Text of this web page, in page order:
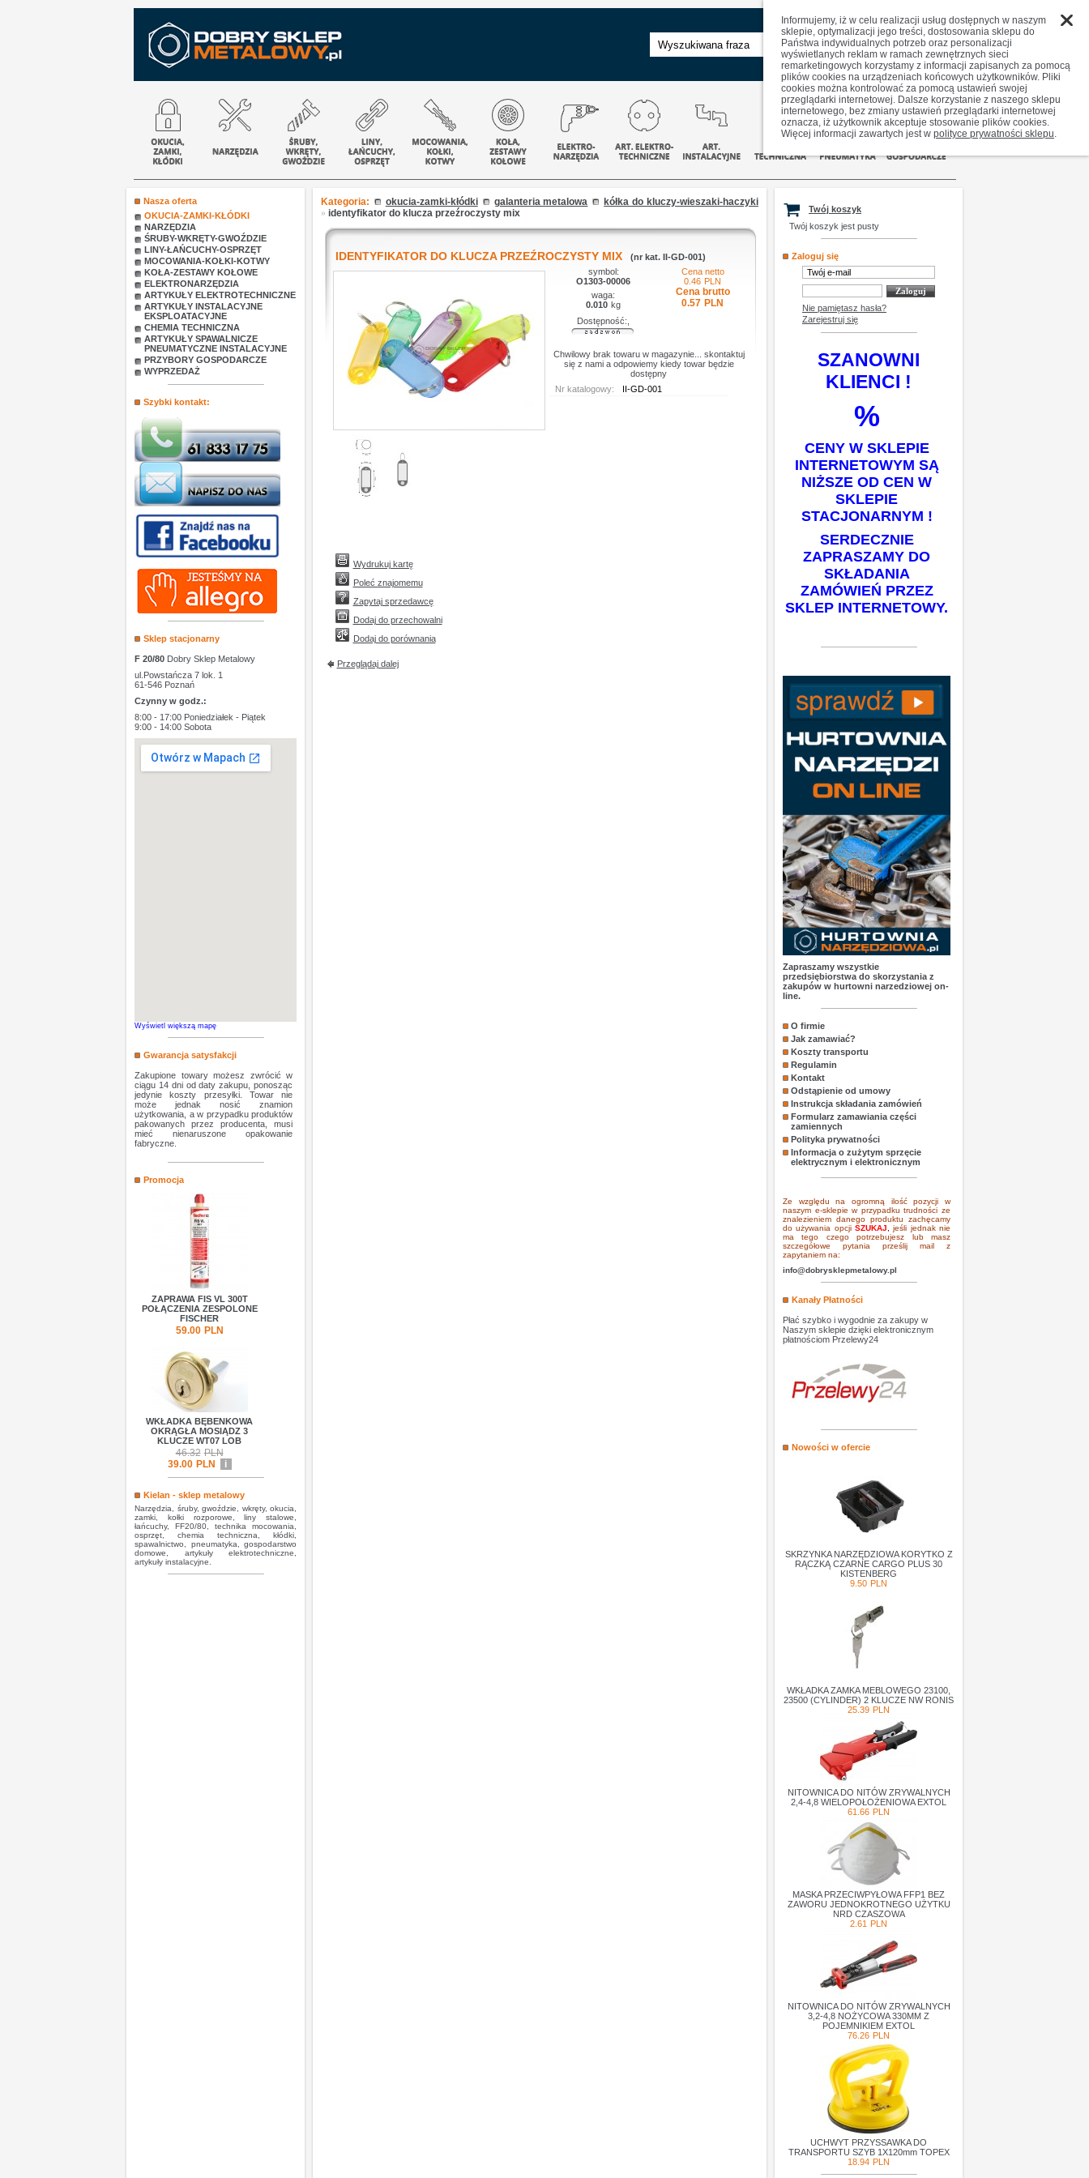
zaawansowane
Nasza oferta
OKUCIA-ZAMKI-KŁÓDKI
NARZĘDZIA
ŚRUBY-WKRĘTY-GWOŹDZIE
LINY-ŁAŃCUCHY-OSPRZĘT
MOCOWANIA-KOŁKI-KOTWY
KOŁA-ZESTAWY KOŁOWE
ELEKTRONARZĘDZIA
ARTYKUŁY ELEKTROTECHNICZNE
ARTYKUŁY INSTALACYJNE
EKSPLOATACYJNE
CHEMIA TECHNICZNA
ARTYKUŁY SPAWALNICZE
PNEUMATYCZNE INSTALACYJNE
PRZYBORY GOSPODARCZE
WYPRZEDAŻ
Szybki kontakt:
Sklep stacjonarny
F 20/80 Dobry Sklep Metalowy
ul.Powstańcza 7 lok. 1
61-546 Poznań
Czynny w godz.:
8:00 - 17:00 Poniedziałek - Piątek
9:00 - 14:00 Sobota
Wyświetl większą mapę
Gwarancja satysfakcji
Zakupione towary możesz zwrócić w
ciągu 14 dni od daty zakupu, ponosząc
jedynie koszty przesyłki. Towar nie
może jednak nosić znamion
użytkowania, a w przypadku produktów
pakowanych przez producenta, musi
mieć nienaruszone opakowanie
fabryczne.
Promocja
ZAPRAWA FIS VL 300T
POŁĄCZENIA ZESPOLONE
FISCHER
59.00 PLN
WKŁADKA BĘBENKOWA
OKRĄGŁA MOSIĄDZ 3
KLUCZE WT07 LOB
46.32 PLN
39.00 PLN i
Kielan - sklep metalowy
Narzędzia, śruby, gwoździe, wkręty, okucia,
zamki, kołki rozporowe, liny stalowe,
łańcuchy, FF20/80, technika mocowania,
osprzęt, chemia techniczna, kłódki,
spawalnictwo, pneumatyka, gospodarstwo
domowe, artykuły elektrotechniczne,
artykuły instalacyjne.
Kategoria: okucia-zamki-kłódki galanteria metalowa
kółka do kluczy-wieszaki-haczyki
» identyfikator do klucza przeźroczysty mix
IDENTYFIKATOR DO KLUCZA PRZEŹROCZYSTY MIX
(nr kat. II-GD-001)
symbol:
O1303-00006
waga:
0.010 kg
Dostępność:,
Cena netto
0.46 PLN
Cena brutto
0.57 PLN
Chwilowy brak towaru w magazynie... skontaktuj
się z nami a odpowiemy kiedy towar będzie
dostępny
Nr katalogowy: II-GD-001
Wydrukuj kartę
Poleć znajomemu
Zapytaj sprzedawcę
Dodaj do przechowalni
Dodaj do porównania
Przeglądaj dalej
Twój koszyk
Twój koszyk jest pusty
Zaloguj się
Nie pamiętasz hasła?
Zarejestruj się
SZANOWNI
KLIENCI !
%
CENY W SKLEPIE
INTERNETOWYM SĄ
NIŻSZE OD CEN W
SKLEPIE
STACJONARNYM !
SERDECZNIE
ZAPRASZAMY DO
SKŁADANIA
ZAMÓWIEŃ PRZEZ
SKLEP INTERNETOWY.
Zapraszamy wszystkie
przedsiębiorstwa do skorzystania z
zakupów w hurtowni narzedziowej on-
line.
O firmie
Jak zamawiać?
Koszty transportu
Regulamin
Kontakt
Odstąpienie od umowy
Instrukcja składania zamówień
Formularz zamawiania części
zamiennych
Polityka prywatności
Informacja o zużytym sprzęcie
elektrycznym i elektronicznym
Ze względu na ogromną ilość pozycji w
naszym e-sklepie w przypadku trudności ze
znalezieniem danego produktu zachęcamy
do używania opcjiSZUKAJ ,jeśli jednak nie
ma tego czego potrzebujesz lub masz
szczegółowe pytania prześlij mail z
zapytaniem na:
info@dobrysklepmetalowy.pl
Kanały Płatności
Płać szybko i wygodnie za zakupy w
Naszym sklepie dzięki elektronicznym
płatnościom Przelewy24
Nowości w ofercie
SKRZYNKA NARZĘDZIOWA KORYTKO Z
RĄCZKĄ CZARNE CARGO PLUS 30
KISTENBERG
9.50 PLN
WKŁADKA ZAMKA MEBLOWEGO 23100,
23500 (CYLINDER) 2 KLUCZE NW RONIS
25.39 PLN
NITOWNICA DO NITÓW ZRYWALNYCH
2,4-4,8 WIELOPOŁOŻENIOWA EXTOL
61.66 PLN
MASKA PRZECIWPYŁOWA FFP1 BEZ
ZAWORU JEDNOKROTNEGO UŻYTKU
NRD CZASZOWA
2.61 PLN
NITOWNICA DO NITÓW ZRYWALNYCH
3,2-4,8 NOŻYCOWA 330MM Z
POJEMNIKIEM EXTOL
76.26 PLN
UCHWYT PRZYSSAWKA DO
TRANSPORTU SZYB 1X120mm TOPEX
18.94 PLN
Informujemy, iż w celu realizacji usług dostępnych w naszym
sklepie, optymalizacji jego treści, dostosowania sklepu do
Państwa indywidualnych potrzeb oraz personalizacji
wyświetlanych reklam w ramach zewnętrznych sieci
remarketingowych korzystamy z informacji zapisanych za pomocą
plików cookies na urządzeniach końcowych użytkowników. Pliki
cookies można kontrolować za pomocą ustawień swojej
przeglądarki internetowej. Dalsze korzystanie z naszego sklepu
internetowego, bez zmiany ustawień przeglądarki internetowej
oznacza, iż użytkownik akceptuje stosowanie plików cookies.
Więcej informacji zawartych jest w polityce prywatności sklepu.